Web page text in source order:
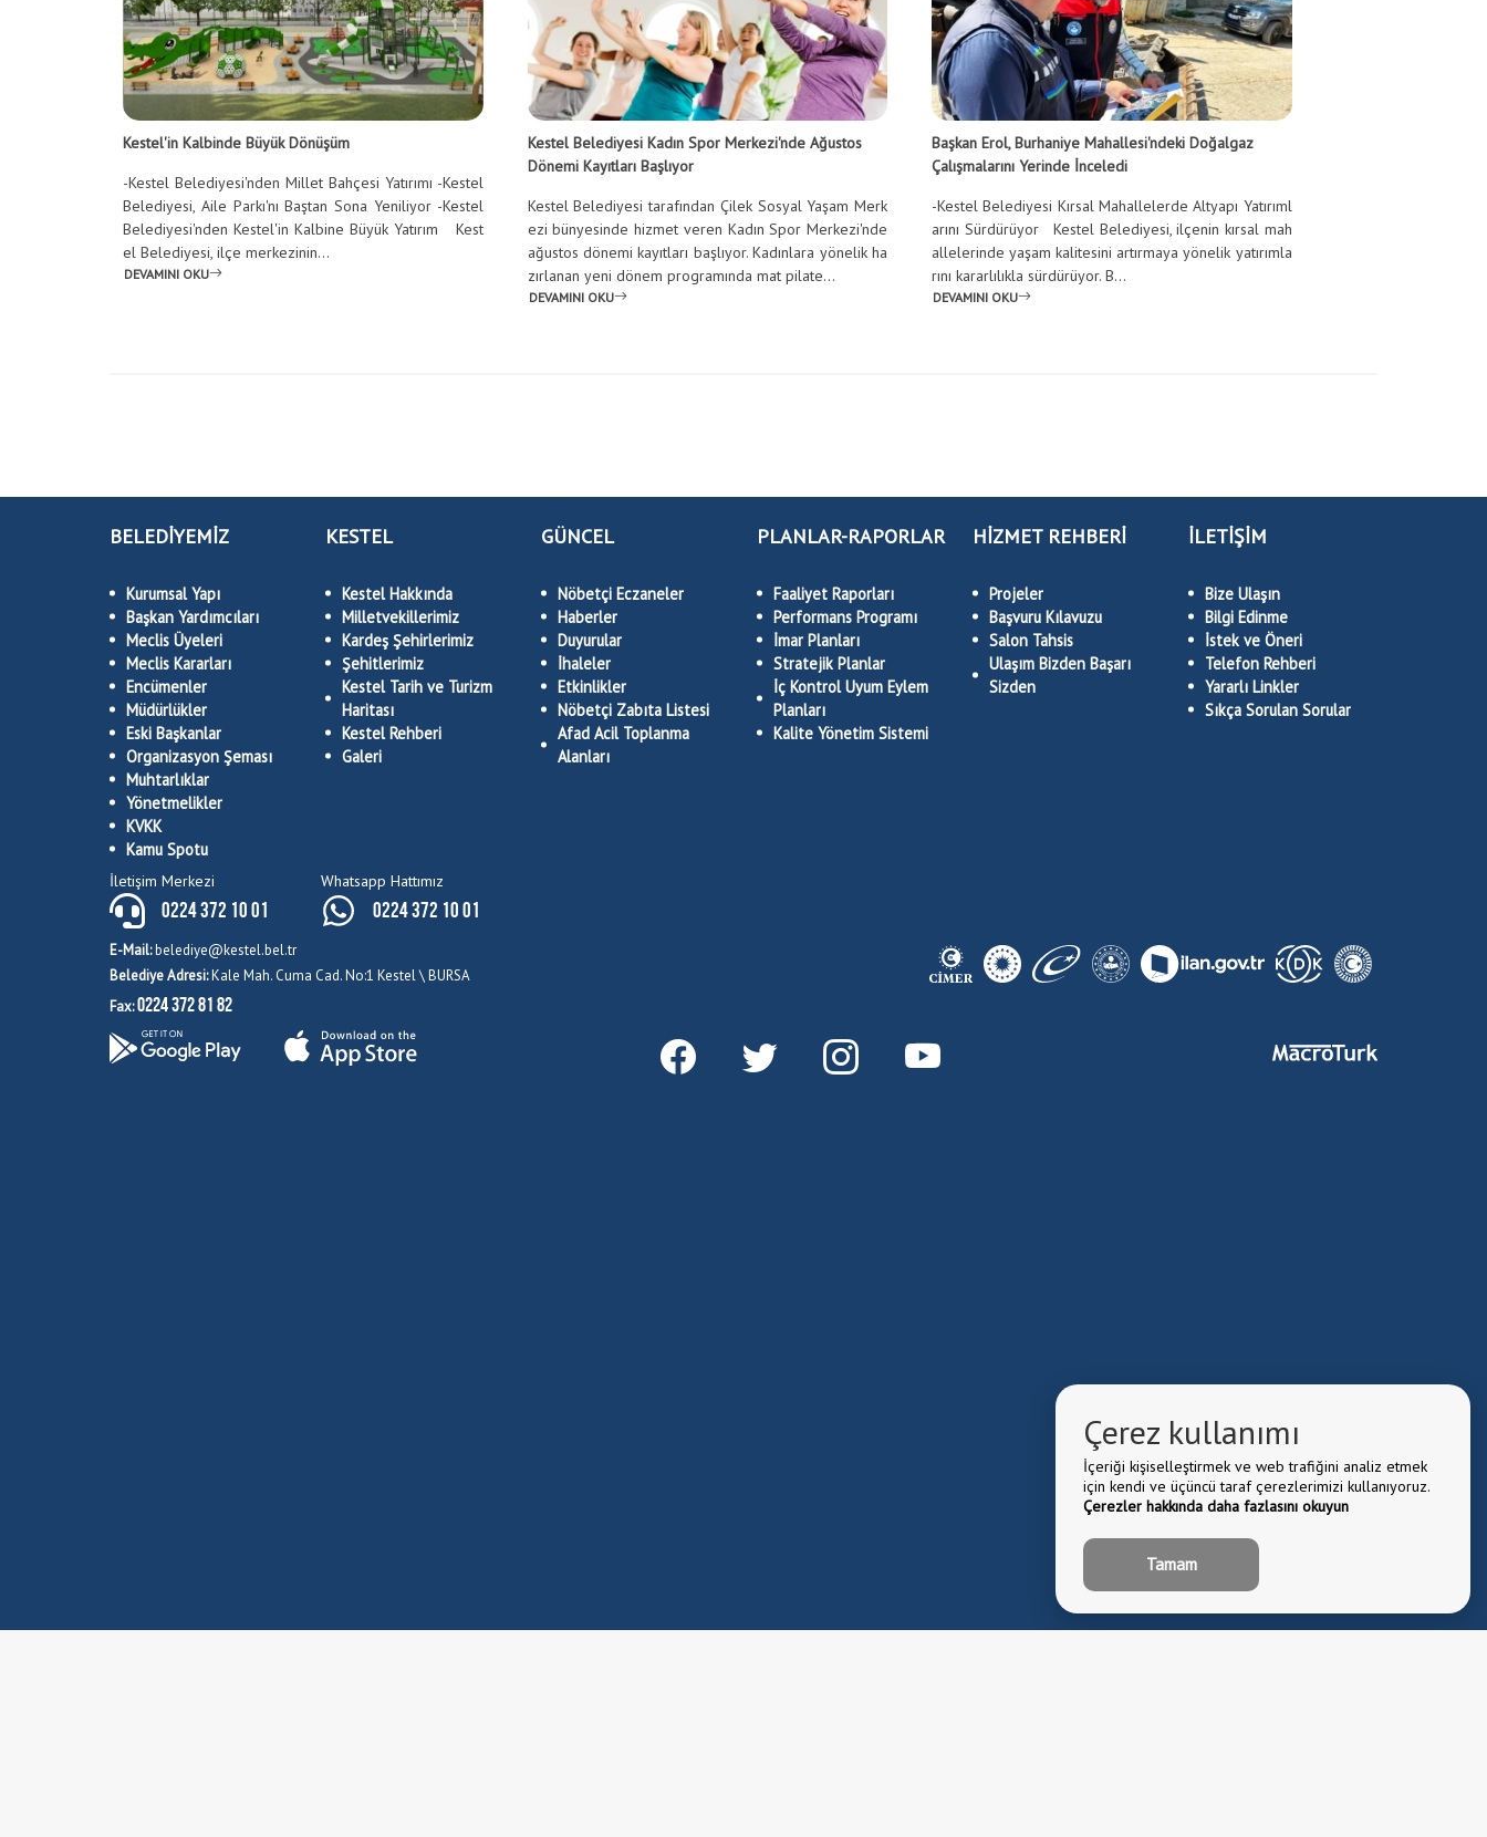
Kestel'in Kalbinde Büyük Dönüşüm
-Kestel Belediyesi'nden Millet Bahçesi Yatırımı -Kestel
Belediyesi, Aile Parkı'nı Baştan Sona Yeniliyor -Kestel
Belediyesi'nden Kestel'in Kalbine Büyük Yatırım Kest
el Belediyesi, ilçe merkezinin...
DEVAMINI OKU
Kestel Belediyesi Kadın Spor Merkezi'nde Ağustos
Dönemi Kayıtları Başlıyor
Kestel Belediyesi tarafından Çilek Sosyal Yaşam Merk
ezi bünyesinde hizmet veren Kadın Spor Merkezi'nde
ağustos dönemi kayıtları başlıyor. Kadınlara yönelik ha
zırlanan yeni dönem programında mat pilate...
DEVAMINI OKU
Başkan Erol, Burhaniye Mahallesi'ndeki Doğalgaz
Çalışmalarını Yerinde İnceledi
-Kestel Belediyesi Kırsal Mahallelerde Altyapı Yatırıml
arını Sürdürüyor Kestel Belediyesi, ilçenin kırsal mah
allelerinde yaşam kalitesini artırmaya yönelik yatırımla
rını kararlılıkla sürdürüyor. B...
DEVAMINI OKU
BELEDİYEMİZ
Kurumsal Yapı
Başkan Yardımcıları
Meclis Üyeleri
Meclis Kararları
Encümenler
Müdürlükler
Eski Başkanlar
Organizasyon Şeması
Muhtarlıklar
Yönetmelikler
KVKK
Kamu Spotu
KESTEL
Kestel Hakkında
Milletvekillerimiz
Kardeş Şehirlerimiz
Şehitlerimiz
Kestel Tarih ve Turizm
Haritası
Kestel Rehberi
Galeri
GÜNCEL
Nöbetçi Eczaneler
Haberler
Duyurular
İhaleler
Etkinlikler
Nöbetçi Zabıta Listesi
Afad Acil Toplanma
Alanları
PLANLAR-RAPORLAR
Faaliyet Raporları
Performans Programı
İmar Planları
Stratejik Planlar
İç Kontrol Uyum Eylem
Planları
Kalite Yönetim Sistemi
HİZMET REHBERİ
Projeler
Başvuru Kılavuzu
Salon Tahsis
Ulaşım Bizden Başarı
Sizden
İLETİŞİM
Bize Ulaşın
Bilgi Edinme
İstek ve Öneri
Telefon Rehberi
Yararlı Linkler
Sıkça Sorulan Sorular
İletişim Merkezi
0224 372 10 01
Whatsapp Hattımız
0224 372 10 01
E-Mail:belediye@kestel.bel.tr
Belediye Adresi:Kale Mah. Cuma Cad. No:1 Kestel \ BURSA
Fax:0224 372 81 82
Çerez kullanımı
İçeriği kişiselleştirmek ve web trafiğini analiz etmek
için kendi ve üçüncü taraf çerezlerimizi kullanıyoruz.
Çerezler hakkında daha fazlasını okuyun
Tamam